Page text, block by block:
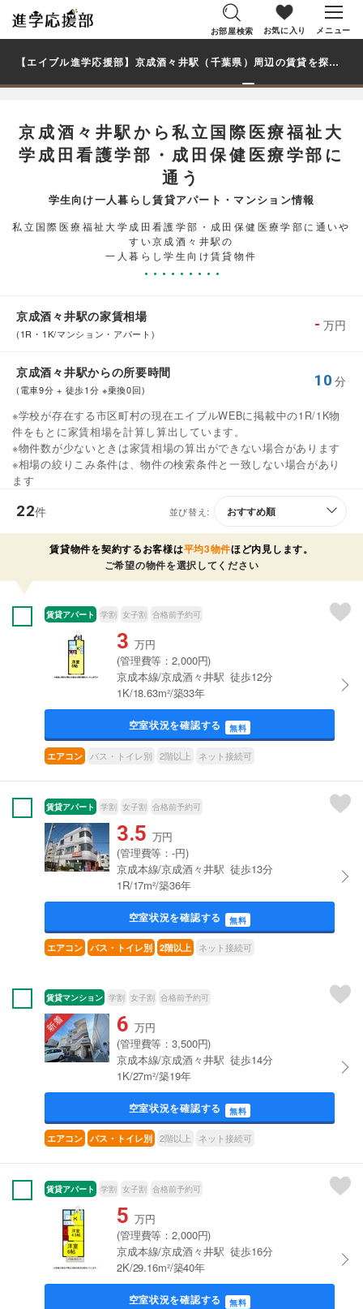
お部屋検索 お気に入り メニュー
【エイブル進学応援部】京成酒々井駅（千葉県）周辺の賃貸を探す｜私立国際医療福祉大学成田看護学部・成田保健医療学部学生・大学生の一人暮らし向け賃貸マンション・アパート
京成酒々井駅から私立国際医療福祉大
学成田看護学部・成田保健医療学部に
通う
学生向け一人暮らし賃貸アパート・マンション情報
私立国際医療福祉大学成田看護学部・成田保健医療学部に通いや
すい京成酒々井駅の
一人暮らし学生向け賃貸物件
京成酒々井駅の家賃相場
(1R・1K/マンション・アパート)
- 万円
京成酒々井駅からの所要時間
(電車9分 + 徒歩1分 ※乗換0回)
10 分
※学校が存在する市区町村の現在エイブルWEBに掲載中の1R/1K物
件をもとに家賃相場を計算し算出しています。
※物件数が少ないときは家賃相場の算出ができない場合があります
※相場の絞りこみ条件は、物件の検索条件と一致しない場合があり
ます
22件 並び替え:
賃貸物件を契約するお客様は平均3物件ほど内見します。
ご希望の物件を選択してください
賃貸アパート 学割 女子割 合格前予約可
3 万円
(管理費等：2,000円)
京成本線/京成酒々井駅 徒歩12分
1K/18.63m²/築33年
空室状況を確認する 無料
エアコン バス・トイレ別 2階以上 ネット接続可
賃貸アパート 学割 女子割 合格前予約可
3.5 万円
(管理費等：-円)
京成本線/京成酒々井駅 徒歩13分
1R/17m²/築36年
空室状況を確認する 無料
エアコン バス・トイレ別 2階以上 ネット接続可
賃貸マンション 学割 女子割 合格前予約可
6 万円
(管理費等：3,500円)
京成本線/京成酒々井駅 徒歩14分
1K/27m²/築19年
空室状況を確認する 無料
エアコン バス・トイレ別 2階以上 ネット接続可
賃貸アパート 学割 女子割 合格前予約可
5 万円
(管理費等：2,000円)
京成本線/京成酒々井駅 徒歩16分
2K/29.16m²/築40年
空室状況を確認する 無料